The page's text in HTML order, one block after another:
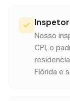
Nosso
CPI, o
Flórida e